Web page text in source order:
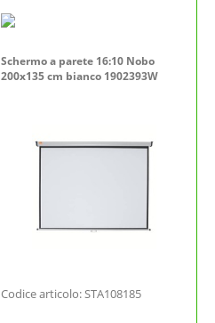
Schermo a parete 16:10 Nobo
200x135 cm bianco 1902393W
Codice articolo: STA108185